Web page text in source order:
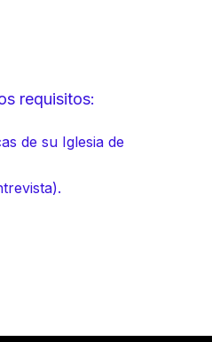
requisitos:
de su Iglesia de